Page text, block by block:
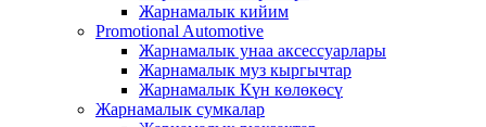
Жарнамалык кийим
Promotional Automotive
Жарнамалык унаа аксессуарлары
Жарнамалык муз кыргычтар
Жарнамалык Күн көлөкөсү
Жарнамалык сумкалар